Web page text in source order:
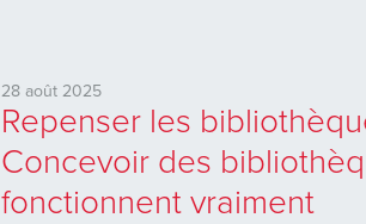
28 août 2025
Repenser les
Concevoir des
fonctionnent vraiment